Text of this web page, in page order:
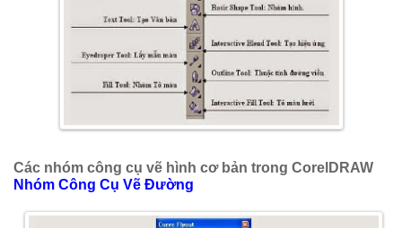
Các nhóm công cụ vẽ hình cơ bản trong CorelDRAW
Nhóm Công Cụ Vẽ Đường